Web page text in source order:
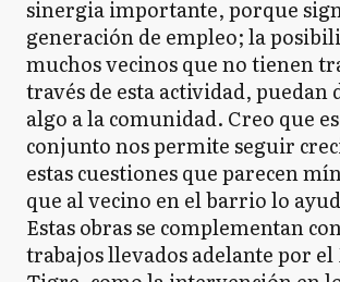
sinergia importante, porque
generación de empleo; la
muchos vecinos que no tienen
través de esta actividad, puedan
algo a la comunidad. Creo que
conjunto nos permite seguir
estas cuestiones que parecen
que al vecino en el barrio lo
Estas obras se complementan
trabajos llevados adelante por